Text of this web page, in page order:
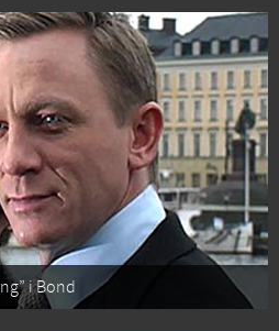
i Bond